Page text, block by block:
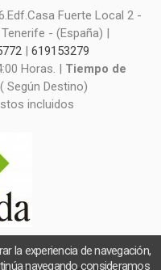
Fuerte Local 2 -
- (España) |
| 619153279
Horas. | Tiempo de
Según Destino)
incluidos
la experiencia de navegación,
navegando consideramos